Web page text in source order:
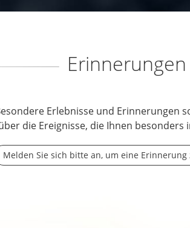
Erinnerungen
Erlebnisse und Erinnerungen
die Ereignisse, die Ihnen
Melden Sie sich bitte an, um eine Erinnerung